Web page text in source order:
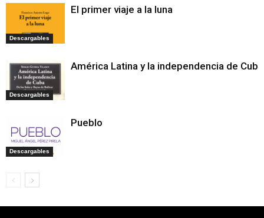
Descargables
El primer viaje a la luna
Descargables
América Latina y la independencia de Cuba
Descargables
Pueblo